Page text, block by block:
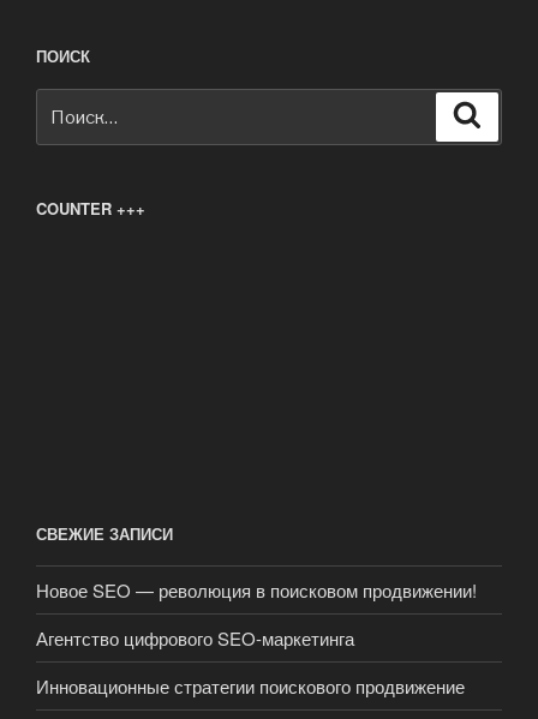
ПОИСК
COUNTER +++
СВЕЖИЕ ЗАПИСИ
Новое SEO — революция в поисковом продвижении!
Агентство цифрового SEO-маркетинга
Инновационные стратегии поискового продвижение